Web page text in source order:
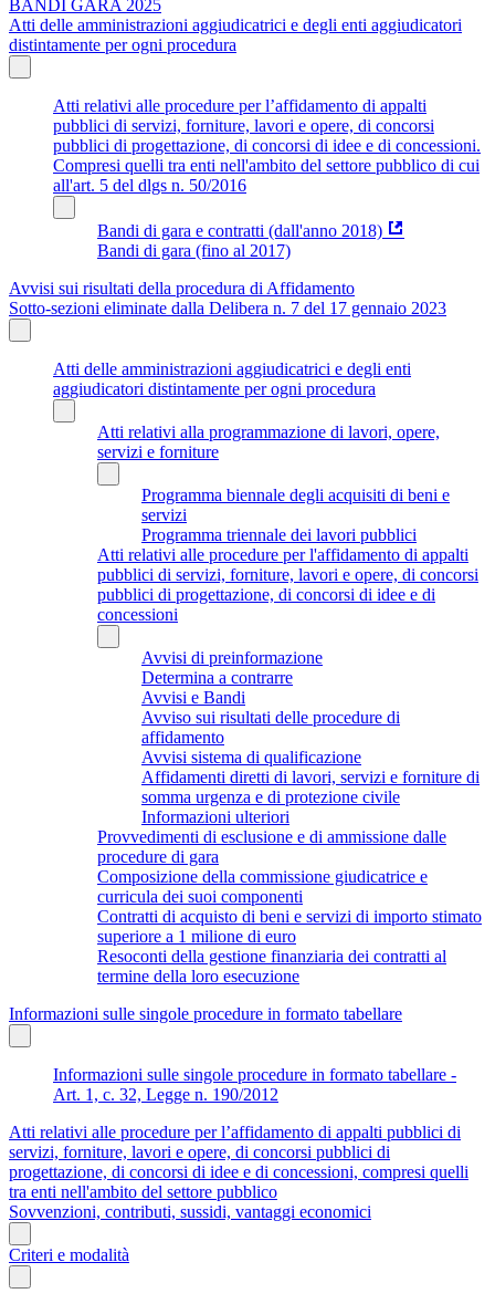
BANDI GARA 2025
Atti delle amministrazioni aggiudicatrici e degli enti aggiudicatori
distintamente per ogni procedura
Atti relativi alle procedure per l’affidamento di appalti
pubblici di servizi, forniture, lavori e opere, di concorsi
pubblici di progettazione, di concorsi di idee e di concessioni.
Compresi quelli tra enti nell'ambito del settore pubblico di cui
all'art. 5 del dlgs n. 50/2016
Bandi di gara e contratti (dall'anno 2018)
Bandi di gara (fino al 2017)
Avvisi sui risultati della procedura di Affidamento
Sotto-sezioni eliminate dalla Delibera n. 7 del 17 gennaio 2023
Atti delle amministrazioni aggiudicatrici e degli enti
aggiudicatori distintamente per ogni procedura
Atti relativi alla programmazione di lavori, opere,
servizi e forniture
Programma biennale degli acquisiti di beni e
servizi
Programma triennale dei lavori pubblici
Atti relativi alle procedure per l'affidamento di appalti
pubblici di servizi, forniture, lavori e opere, di concorsi
pubblici di progettazione, di concorsi di idee e di
concessioni
Avvisi di preinformazione
Determina a contrarre
Avvisi e Bandi
Avviso sui risultati delle procedure di
affidamento
Avvisi sistema di qualificazione
Affidamenti diretti di lavori, servizi e forniture di
somma urgenza e di protezione civile
Informazioni ulteriori
Provvedimenti di esclusione e di ammissione dalle
procedure di gara
Composizione della commissione giudicatrice e
curricula dei suoi componenti
Contratti di acquisto di beni e servizi di importo stimato
superiore a 1 milione di euro
Resoconti della gestione finanziaria dei contratti al
termine della loro esecuzione
Informazioni sulle singole procedure in formato tabellare
Informazioni sulle singole procedure in formato tabellare -
Art. 1, c. 32, Legge n. 190/2012
Atti relativi alle procedure per l’affidamento di appalti pubblici di
servizi, forniture, lavori e opere, di concorsi pubblici di
progettazione, di concorsi di idee e di concessioni, compresi quelli
tra enti nell'ambito del settore pubblico
Sovvenzioni, contributi, sussidi, vantaggi economici
Criteri e modalità